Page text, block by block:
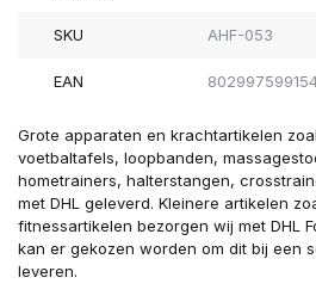
SKU AHF-053
EAN
Grote apparaten en krachtartikelen
voetbaltafels, loopbanden,
hometrainers, halterstangen,
met DHL geleverd. Kleinere artikelen
fitnessartikelen bezorgen wij met DHL
kan er gekozen worden om dit bij een
leveren.